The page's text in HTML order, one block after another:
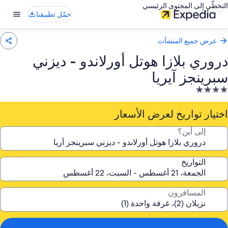
التخطّي إلى المحتوى الرئيسي
حمّل تطبيقنا
عرض جميع المنشآت
دروري بلازا هوتل أورلاندو - ديزني
سبرينجز آيريا
منشأة
فندقية
مصنفة
4.0
اختيار تواريخ لعرض الأسعار
إلى أين؟
التواريخ
المسافرون